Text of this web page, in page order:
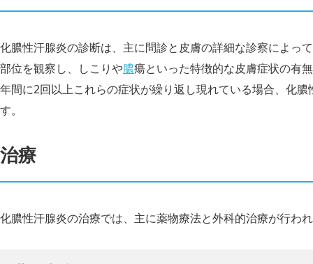
化膿性汗腺炎の診断は、主に問診と皮膚の詳細な診察によっ
部位を観察し、しこりや膿瘍といった特徴的な皮膚症状の有
年間に2回以上これらの症状が繰り返し現れている場合、化
す。
治療
化膿性汗腺炎の治療では、主に薬物療法と外科的治療が行わ